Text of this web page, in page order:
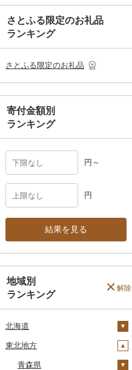
その他鮮魚
その他調味料
GDOふるさとゴルフ
プレークーポン
その他のゴルフプレー
花火大会チケット
カタログギフト
ナイフ
皿・椀
その他食器
まな板
土鍋
ティッシュ
その他日用品
おもちゃ・ぬいぐるみ
ご当地キャラクター
ペット用品
その他雑貨
その他靴・履物
ス
ピアス・イヤリング
その他アクセサリー
ショール・ストール
マフラー・手袋
美濃焼
村上木彫堆朱
播州そろばん
美濃和紙
ラワー
その他花
さとふる限定のお礼品
ランキング
さとふる限定のお礼品
寄付金額別
ランキング
円～
円
結果を見る
地域別
ランキング
解除
北海道
安平町
八雲町
東北地方
青森県